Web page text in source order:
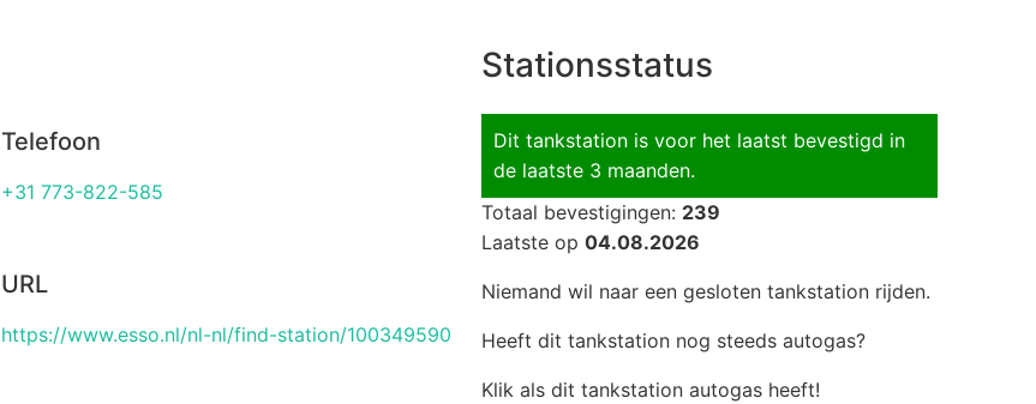
Telefoon
+31 773-822-585
URL
https://www.esso.nl/nl-nl/find-station/100349590
Stationsstatus
Dit tankstation is voor het laatst bevestigd in
de laatste 3 maanden.
Totaal bevestigingen: 239
Laatste op 04.08.2026
Niemand wil naar een gesloten tankstation rijden.
Heeft dit tankstation nog steeds autogas?
Klik als dit tankstation autogas heeft!